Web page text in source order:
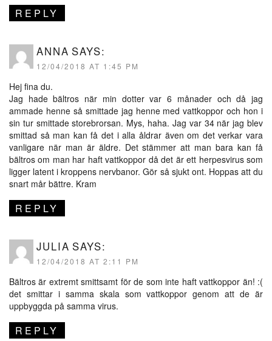
REPLY
ANNA SAYS:
12/04/2018 AT 1:45 PM
Hej fina du.
Jag hade bältros när min dotter var 6 månader och då jag
ammade henne så smittade jag henne med vattkoppor och hon i
sin tur smittade storebrorsan. Mys, haha. Jag var 34 när jag blev
smittad så man kan få det i alla åldrar även om det verkar vara
vanligare när man är äldre. Det stämmer att man bara kan få
bältros om man har haft vattkoppor då det är ett herpesvirus som
ligger latent i kroppens nervbanor. Gör så sjukt ont. Hoppas att du
snart mår bättre. Kram
REPLY
JULIA SAYS:
12/04/2018 AT 2:11 PM
Bältros är extremt smittsamt för de som inte haft vattkoppor än! :(
det smittar i samma skala som vattkoppor genom att de är
uppbyggda på samma virus.
REPLY